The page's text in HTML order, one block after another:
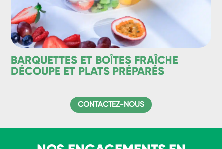
BARQUETTES ET BOÎTES FRAÎCHE
DÉCOUPE ET PLATS PRÉPARÉS
CONTACTEZ-NOUS